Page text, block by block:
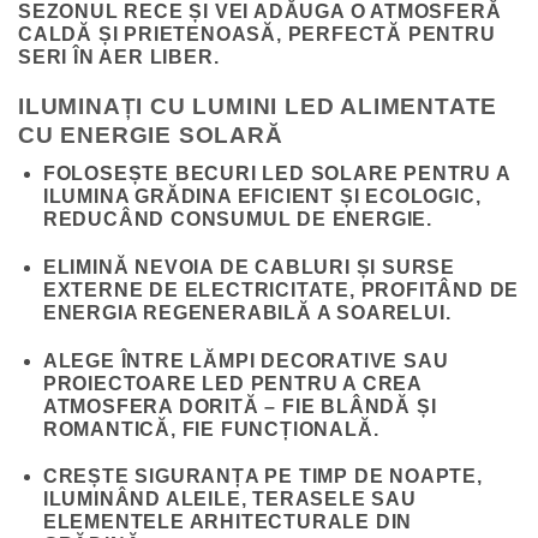
SEZONUL RECE ȘI VEI ADĂUGA O ATMOSFERĂ
CALDĂ ȘI PRIETENOASĂ, PERFECTĂ PENTRU
SERI ÎN AER LIBER.
ILUMINAȚI CU LUMINI LED ALIMENTATE
CU ENERGIE SOLARĂ
FOLOSEȘTE BECURI LED SOLARE PENTRU A
ILUMINA GRĂDINA EFICIENT ȘI ECOLOGIC,
REDUCÂND CONSUMUL DE ENERGIE.
ELIMINĂ NEVOIA DE CABLURI
ȘI SURSE
EXTERNE DE ELECTRICITATE, PROFITÂND DE
ENERGIA REGENERABILĂ A SOARELUI.
ALEGE ÎNTRE LĂMPI DECORATIVE SAU
PROIECTOARE LED PENTRU A CREA
ATMOSFERA DORITĂ – FIE BLÂNDĂ ȘI
ROMANTICĂ, FIE FUNCȚIONALĂ.
CREȘTE SIGURANȚA PE TIMP DE NOAPTE,
ILUMINÂND ALEILE, TERASELE SAU
ELEMENTELE ARHITECTURALE DIN